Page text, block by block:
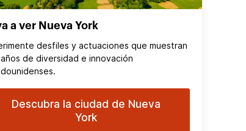
a ver Nueva York
desfiles y actuaciones que muestran
de diversidad e innovación
Descubra la ciudad de Nueva
York